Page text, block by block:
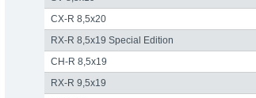
CX-R 8,5x20
RX-R 8,5x19 Special Edition
CH-R 8,5x19
RX-R 9,5x19